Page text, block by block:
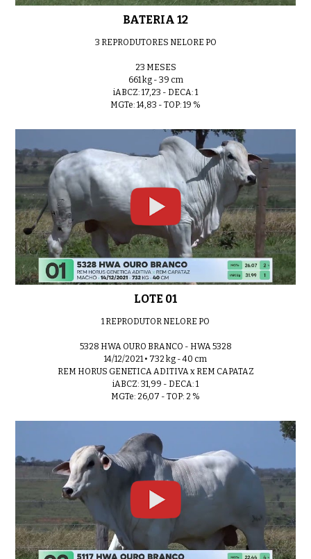
BATERIA 12
3 REPRODUTORES NELORE PO
23 MESES
661 kg - 39 cm
iABCZ: 17,23 - DECA: 1
MGTe: 14,83 - TOP: 19 %
LOTE 01
1 REPRODUTOR NELORE PO
5328 HWA OURO BRANCO - HWA 5328
14/12/2021 • 732 kg - 40 cm
REM HORUS GENETICA ADITIVA x REM CAPATAZ
iABCZ: 31,99 - DECA: 1
MGTe: 26,07 - TOP: 2 %